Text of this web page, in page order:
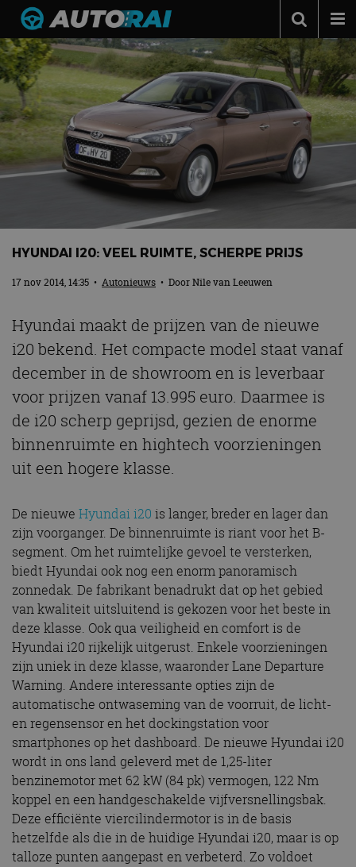
Autonieuws
Podcast
Autotests
Automerken
Adverteren
MotorRAI.nl
HYUNDAI I20: VEEL RUIMTE, SCHERPE PRIJS
17 nov 2014, 14:35 • Autonieuws • DoorNile van Leeuwen
Hyundai maakt de prijzen van de nieuwe
i20 bekend. Het compacte model staat vanaf
december in de showroom en is leverbaar
voor prijzen vanaf 13.995 euro. Daarmee is
de i20 scherp geprijsd, gezien de enorme
binnenruimte en hightech voorzieningen
uit een hogere klasse.
De nieuwe Hyundai i20 is langer, breder en lager dan
zijn voorganger. De binnenruimte is riant voor het B-
segment. Om het ruimtelijke gevoel te versterken,
biedt Hyundai ook nog een enorm panoramisch
zonnedak. De fabrikant benadrukt dat op het gebied
van kwaliteit uitsluitend is gekozen voor het beste in
deze klasse. Ook qua veiligheid en comfort is de
Hyundai i20 rijkelijk uitgerust. Enkele voorzieningen
zijn uniek in deze klasse, waaronder Lane Departure
Warning. Andere interessante opties zijn de
automatische ontwaseming van de voorruit, de licht-
en regensensor en het dockingstation voor
smartphones op het dashboard. De nieuwe Hyundai i20
wordt in ons land geleverd met de 1,25-liter
benzinemotor met 62 kW (84 pk) vermogen, 122 Nm
koppel en een handgeschakelde vijfversnellingsbak.
Deze efficiënte viercilindermotor is in de basis
hetzelfde als die in de huidige Hyundai i20, maar is op
talloze punten aangepast en verbeterd. Zo voldoet